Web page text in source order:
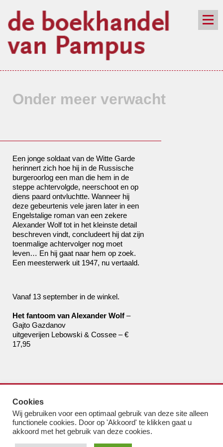
nieuwsbrief
Onder meer verwacht
Een jonge soldaat van de Witte Garde
herinnert zich hoe hij in de Russische
burgeroorlog een man die hem in de
steppe achtervolgde, neerschoot en op
diens paard ontvluchtte. Wanneer hij
deze gebeurtenis vele jaren later in een
Engelstalige roman van een zekere
Alexander Wolf tot in het kleinste detail
beschreven vindt, concludeert hij dat zijn
toenmalige achtervolger nog moet
leven… En hij gaat naar hem op zoek.
Een meesterwerk uit 1947, nu vertaald.
Vanaf 13 september in de winkel.
Het fantoom van Alexander Wolf –
Gajto Gazdanov
uitgeverijen Lebowski & Cossee – €
17,95
bestel@boekhandelvanpampus.nl
van Eesterenlaan 17
1019 JK Amsterdam
u appt ons 06 1544 8310
Cookies
Wij gebruiken voor een optimaal gebruik van deze site alleen
functionele cookies. Door op 'Akkoord' te klikken gaat u
akkoord met het gebruik van deze cookies.